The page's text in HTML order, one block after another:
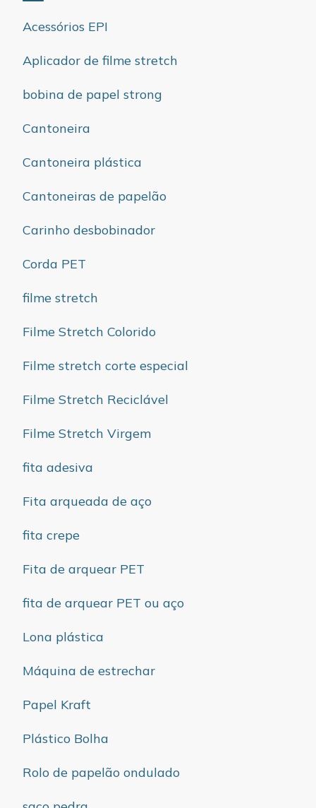
Acessórios EPI
Aplicador de filme stretch
bobina de papel strong
Cantoneira
Cantoneira plástica
Cantoneiras de papelão
Carinho desbobinador
Corda PET
filme stretch
Filme Stretch Colorido
Filme stretch corte especial
Filme Stretch Reciclável
Filme Stretch Virgem
fita adesiva
Fita arqueada de aço
fita crepe
Fita de arquear PET
fita de arquear PET ou aço
Lona plástica
Máquina de estrechar
Papel Kraft
Plástico Bolha
Rolo de papelão ondulado